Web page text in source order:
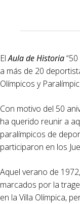
ElAula de Historia
a más de 20
Olímpicos y
Con motivo del 50
ha querido reunir a
paralímpicos de
participaron en los
Aquel verano de
marcados por la
en la Villa Olímpica,